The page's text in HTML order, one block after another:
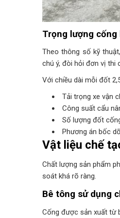
Trọng lượng cống
Theo thông số kỹ
chú ý, đòi hỏi đơn vị thi
Với chiều dài mỗi đốt
Tải trọng xe vận
Công suất cẩu
Số lượng đốt
Phương án bốc
Vật liệu chế
Chất lượng sản phẩm
soát khá rõ ràng.
Bê tông sử dụng
Cống được sản xuất từ